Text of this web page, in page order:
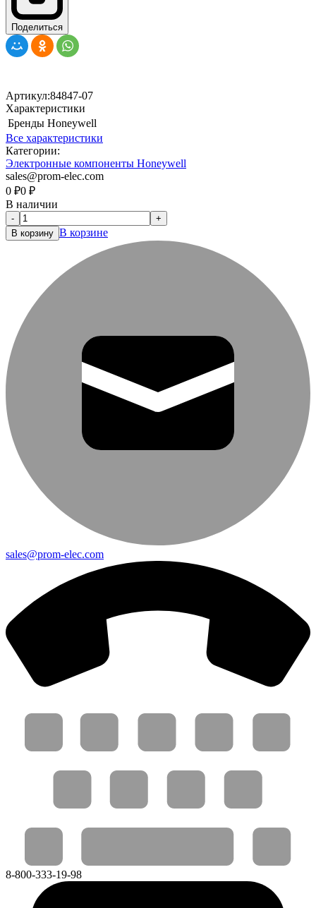
Поделиться
Артикул:84847-07
Характеристики
Бренды Honeywell
Все характеристики
Категории:
Электронные компоненты Honeywell
sales@prom-elec.com
0 ₽0 ₽
В наличии
-
+
В корзину В корзине
sales@prom-elec.com
8-800-333-19-98